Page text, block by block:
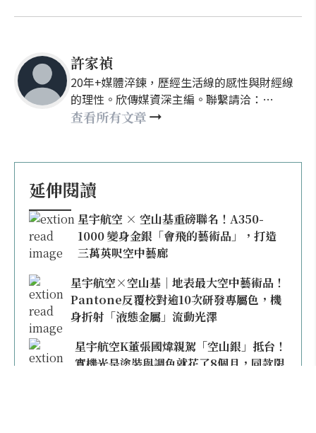
許家禎
20年+媒體淬鍊，歷經生活線的感性與財經線
的理性。欣傳媒資深主編。聯繫請洽：
nellyhsu@xinmedia.com
查看所有文章
延伸閱讀
星宇航空 × 空山基重磅聯名！A350-
1000 變身金銀「會飛的藝術品」，打造
三萬英呎空中藝廊
星宇航空×空山基｜地表最大空中藝術品！
Pantone反覆校對逾10次研發專屬色，機
身折射「液態金屬」流動光澤
星宇航空K董張國煒親駕「空山銀」抵台！
實機光是塗裝與調色就花了8個月，同款限